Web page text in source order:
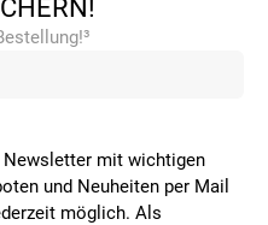
mit wichtigen
und Neuheiten per Mail
möglich. Als